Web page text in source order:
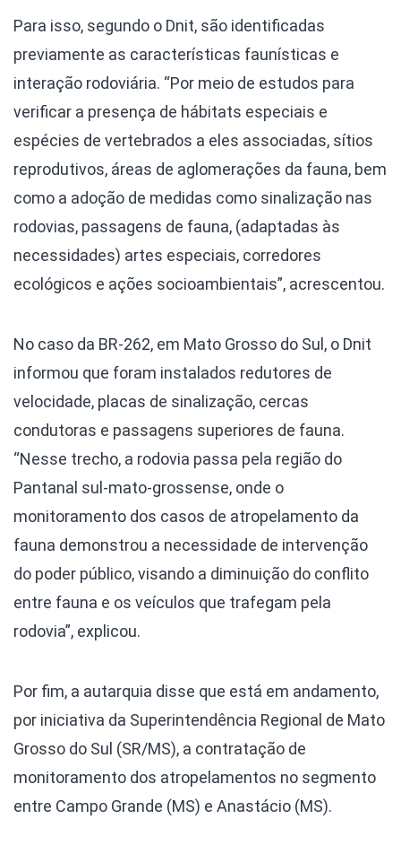
Para isso, segundo o Dnit, são identificadas
previamente as características faunísticas e
interação rodoviária. “Por meio de estudos para
verificar a presença de hábitats especiais e
espécies de vertebrados a eles associadas, sítios
reprodutivos, áreas de aglomerações da fauna, bem
como a adoção de medidas como sinalização nas
rodovias, passagens de fauna, (adaptadas às
necessidades) artes especiais, corredores
ecológicos e ações socioambientais”, acrescentou.
No caso da BR-262, em Mato Grosso do Sul, o Dnit
informou que foram instalados redutores de
velocidade, placas de sinalização, cercas
condutoras e passagens superiores de fauna.
“Nesse trecho, a rodovia passa pela região do
Pantanal sul-mato-grossense, onde o
monitoramento dos casos de atropelamento da
fauna demonstrou a necessidade de intervenção
do poder público, visando a diminuição do conflito
entre fauna e os veículos que trafegam pela
rodovia”, explicou.
Por fim, a autarquia disse que está em andamento,
por iniciativa da Superintendência Regional de Mato
Grosso do Sul (SR/MS), a contratação de
monitoramento dos atropelamentos no segmento
entre Campo Grande (MS) e Anastácio (MS).